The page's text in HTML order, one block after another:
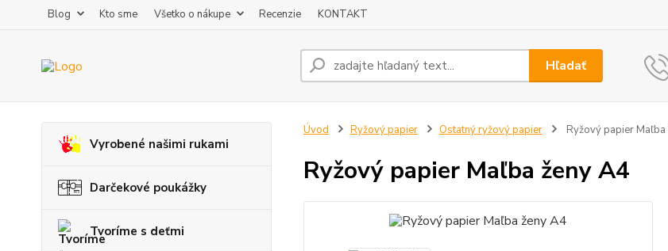
Blog Kto sme Všetko o nákupe Recenzie KONTAKT
Hľadať
Vyrobené našimi rukami
Darčekové poukážky
Tvoríme s deťmi
Úvod Ryžový papier Ostatný ryžový papier Ryžový papier Maľba
Ryžový papier Maľba ženy A4